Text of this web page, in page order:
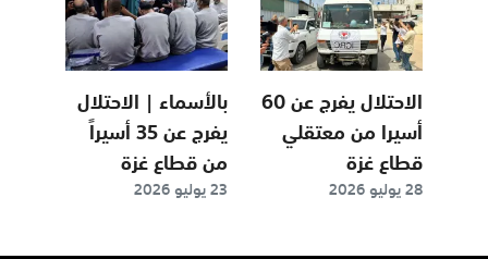
الاحتلال يفرج عن 60
أسيرا من معتقلي
قطاع غزة
28 يوليو 2026
بالأسماء | الاحتلال
يفرج عن 35 أسيراً
من قطاع غزة
23 يوليو 2026